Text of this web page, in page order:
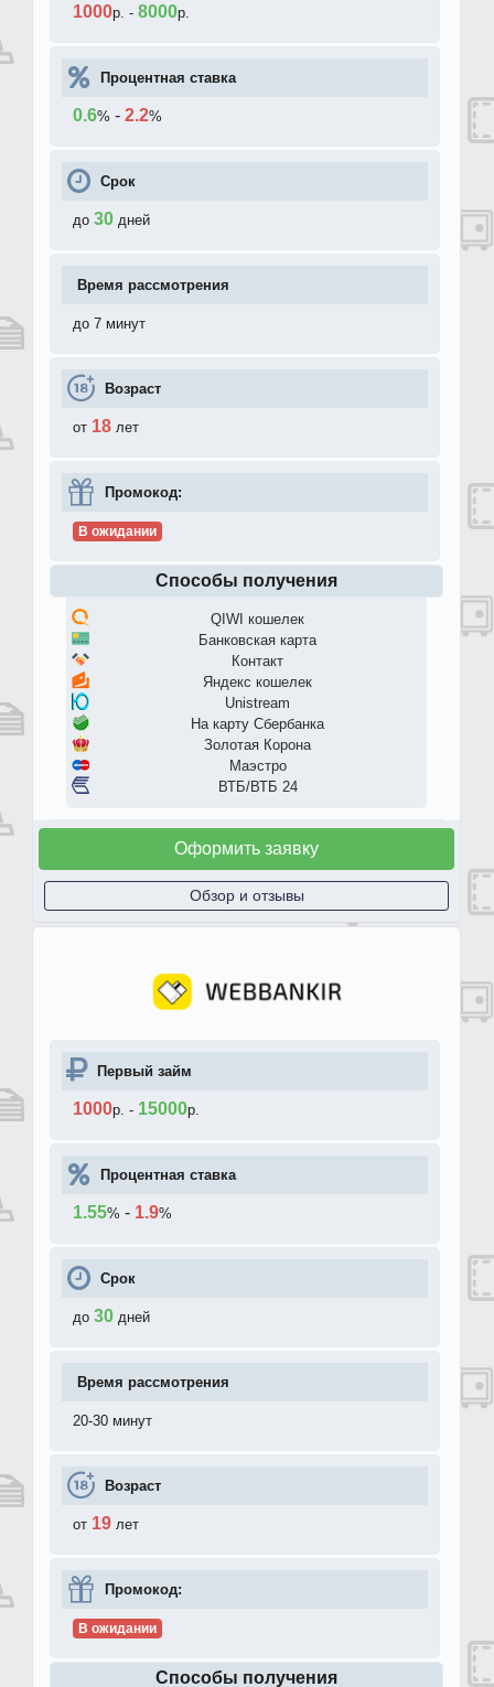
1000р. - 8000р.
Процентная ставка
0.6% - 2.2%
Срок
до 30 дней
Время рассмотрения
до 7 минут
Возраст
от 18 лет
Промокод:
В ожидании
Способы получения
QIWI кошелек
Банковская карта
Контакт
Яндекс кошелек
Unistream
На карту Сбербанка
Золотая Корона
Маэстро
ВТБ/ВТБ 24
Оформить заявку
Обзор и отзывы
Первый займ
1000р. - 15000р.
Процентная ставка
1.55% - 1.9%
Срок
до 30 дней
Время рассмотрения
20-30 минут
Возраст
от 19 лет
Промокод:
В ожидании
Способы получения